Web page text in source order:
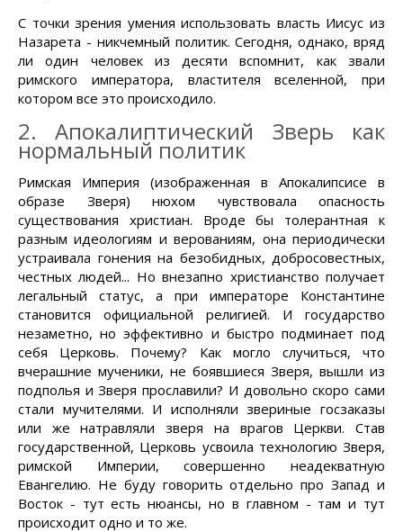
С точки зрения умения использовать власть Иисус из
Назарета - никчемный политик. Сегодня, однако, вряд
ли один человек из десяти вспомнит, как звали
римского императора, властителя вселенной, при
котором все это происходило.
2. Апокалиптический Зверь как
нормальный политик
Римская Империя (изображенная в Апокалипсисе в
образе Зверя) нюхом чувствовала опасность
существования христиан. Вроде бы толерантная к
разным идеологиям и верованиям, она периодически
устраивала гонения на безобидных, добросовестных,
честных людей... Но внезапно христианство получает
легальный статус, а при императоре Константине
становится официальной религией. И государство
незаметно, но эффективно и быстро подминает под
себя Церковь. Почему? Как могло случиться, что
вчерашние мученики, не боявшиеся Зверя, вышли из
подполья и Зверя прославили? И довольно скоро сами
стали мучителями. И исполняли звериные госзаказы
или же натравляли зверя на врагов Церкви. Став
государственной, Церковь усвоила технологию Зверя,
римской Империи, совершенно неадекватную
Евангелию. Не буду говорить отдельно про Запад и
Восток - тут есть нюансы, но в главном - там и тут
происходит одно и то же.